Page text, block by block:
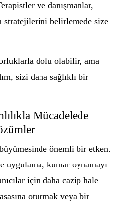
ve danışmanlar,
stratejilerini belirlemede size
dolu olabilir, ama
sizi daha sağlıklı bir
Mücadelede
önemli bir etken.
uygulama, kumar oynamayı
için daha cazip hale
oturmak veya bir